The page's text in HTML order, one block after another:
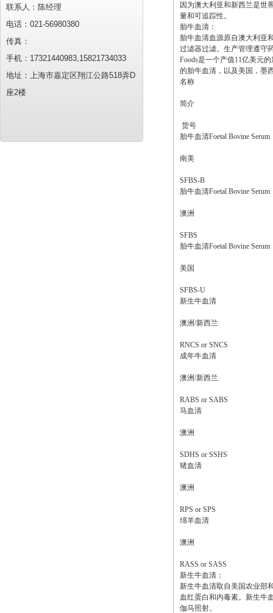
联系人：陈经理
电话：021-56980380
传真：
手机：17321440983,15821734033
地址：上海市嘉定区翔江公路518弄D
座2楼
因为澳大利亚和新西兰是世
量和可追踪性。
胎牛血清：
胎牛血清血源原自澳大利亚
过滤器过滤。生产管理遵守
Foods是一个产值11亿美元
的胎牛血清，以及美国，墨
名称
简介
货号
胎牛血清Foetal Bovine Serum
南美
SFBS-B
胎牛血清Foetal Bovine Serum
澳洲
SFBS
胎牛血清Foetal Bovine Serum
美国
SFBS-U
新生牛血清
澳洲/新西兰
RNCS or SNCS
成年牛血清
澳洲/新西兰
RABS or SABS
马血清
澳洲
SDHS or SSHS
猪血清
澳洲
RPS or SPS
绵羊血清
澳洲
RASS or SASS
新生牛血清：
新生牛血清取自美国农业部
血红蛋白和内毒素。新生牛
伽马照射。